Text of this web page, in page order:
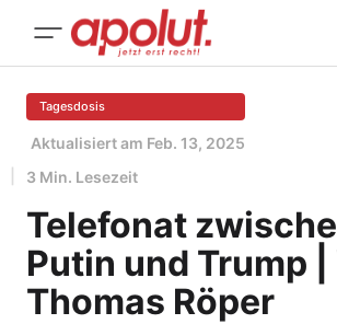
Tagesdosis
Aktualisiert am Feb. 13, 2025
3 Min. Lesezeit
Telefonat
Putin und Trump |
Thomas Röper